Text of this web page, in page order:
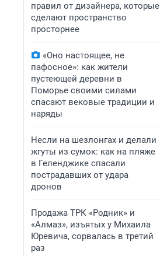
правил от дизайнера, которые
сделают пространство
просторнее
«Оно настоящее, не
пафосное»: как жители
пустеющей деревни в
Поморье своими силами
спасают вековые традиции и
наряды
Несли на шезлонгах и делали
жгуты из сумок: как на пляже
в Геленджике спасали
пострадавших от удара
дронов
Продажа ТРК «Родник» и
«Алмаз», изъятых у Михаила
Юревича, сорвалась в третий
раз